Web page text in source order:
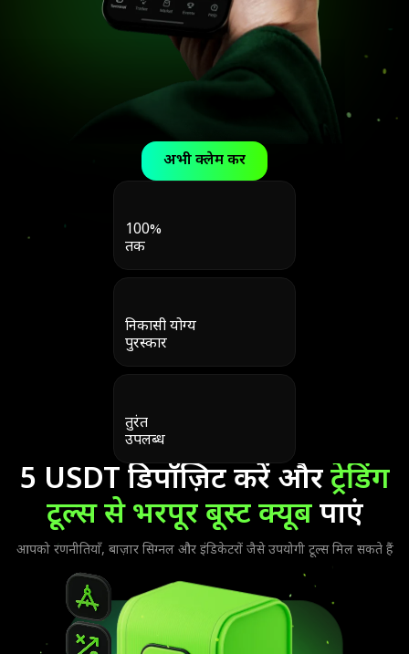
100%
तक
निकासी योग्य
पुरस्कार
तुरंत
उपलब्ध
अभी क्लेम करें
5 USDT डिपॉज़िट करें औरट्रेडिंग
टूल्स से भरपूर बूस्ट क्यूबपाएं
आपको रणनीतियाँ, बाज़ार सिग्नल और इंडिकेटरों जैसे उपयोगी टूल्स मिल सकते हैं